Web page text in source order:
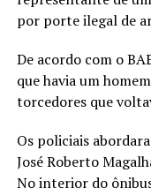
por porte ilegal de
De acordo com o
que havia um
torcedores que
Os policiais
José Roberto
No interior do